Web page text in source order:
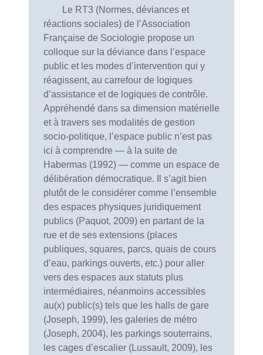
Le RT3 (Normes, déviances et
réactions sociales) de l’Association
Française de Sociologie propose un
colloque sur la déviance dans l’espace
public et les modes d’intervention qui y
réagissent, au carrefour de logiques
d’assistance et de logiques de contrôle.
Appréhendé dans sa dimension matérielle
et à travers ses modalités de gestion
socio-politique, l’espace public n’est pas
ici à comprendre — à la suite de
Habermas (1992) — comme un espace de
délibération démocratique. Il s’agit bien
plutôt de le considérer comme l’ensemble
des espaces physiques juridiquement
publics (Paquot, 2009) en partant de la
rue et de ses extensions (places
publiques, squares, parcs, quais de cours
d’eau, parkings ouverts, etc.) pour aller
vers des espaces aux statuts plus
intermédiaires, néanmoins accessibles
au(x) public(s) tels que les halls de gare
(Joseph, 1999), les galeries de métro
(Joseph, 2004), les parkings souterrains,
les cages d’escalier (Lussault, 2009), les